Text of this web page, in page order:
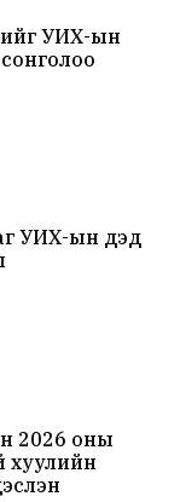
УИХ-ын
УИХ-ын дэд
2026 оны
хуулийн